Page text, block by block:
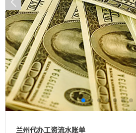
兰州代办工资流水账单